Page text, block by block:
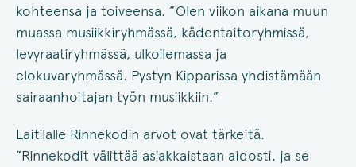
kohteensa ja toiveensa. ”Olen viikon aikana muun
muassa musiikkiryhmässä, kädentaitoryhmissä,
levyraatiryhmässä, ulkoilemassa ja
elokuvaryhmässä. Pystyn Kipparissa yhdistämään
sairaanhoitajan työn musiikkiin.”
Laitilalle Rinnekodin arvot ovat tärkeitä.
”Rinnekodit välittää asiakkaistaan aidosti, ja se